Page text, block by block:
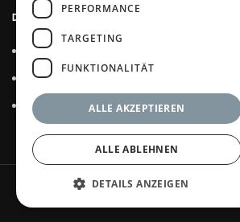
DE CARE GMBH
House of Asia
Casa de Mexico
Quality Food
De Care GmbH 2022 CREATED BY
PERFORMANCE
TARGETING
FUNKTIONALITÄT
ALLE AKZEPTIEREN
ALLE ABLEHNEN
DETAILS ANZEIGEN